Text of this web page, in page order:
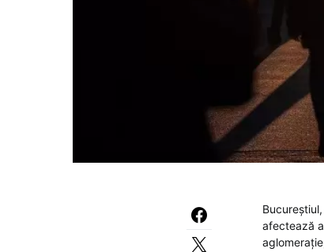
afectează